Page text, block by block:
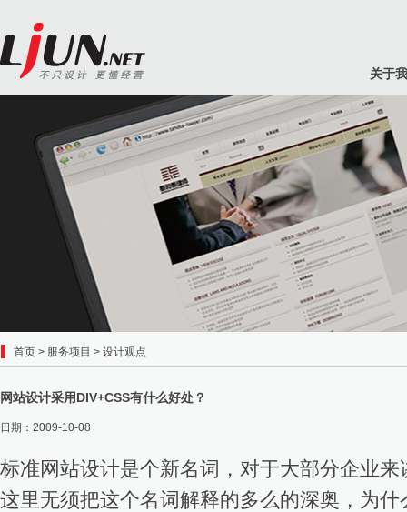
关于
首页 > 服务项目 > 设计观点
网站设计采用DIV+CSS有什么好处？
日期：2009-10-08
标准网站设计是个新名词，对于大部分企业
这里无须把这个名词解释的多么的深奥，为